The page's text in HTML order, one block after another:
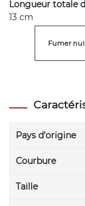
Longueur totale
13 cm
Fumer
Pays d'origine
Courbure
Taille